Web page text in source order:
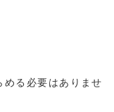
める必要はありませ